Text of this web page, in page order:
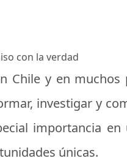
con la verdad
Chile y en
investigar y
importancia
únicas.